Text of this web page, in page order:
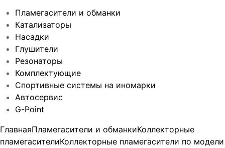
Пламегасители и обманки
Катализаторы
Насадки
Глушители
Резонаторы
Комплектующие
Спортивные системы на иномарки
Автосервис
G-Point
ГлавнаяПламегасители и обманкиКоллекторные
пламегасителиКоллекторные пламегасители по модели